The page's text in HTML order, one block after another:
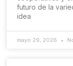
futuro de la
idea
mayo 29, 2026